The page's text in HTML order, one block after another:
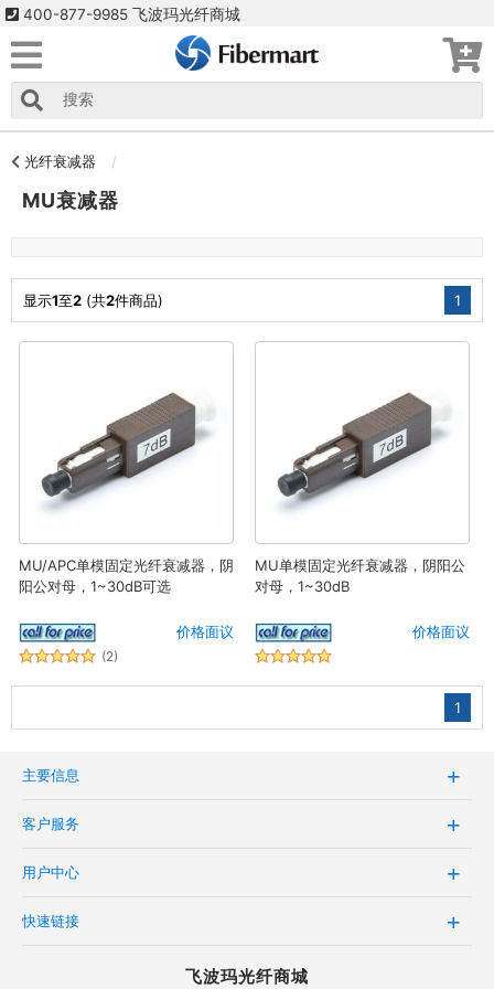
400-877-9985 飞波玛光纤商城
光纤衰减器
MU衰减器
1
显示1至2 (共2件商品)
MU/APC单模固定光纤衰减器，阴
阳公对母，1~30dB可选
价格面议
(2)
MU单模固定光纤衰减器，阴阳公
对母，1~30dB
价格面议
1
主要信息
客户服务
用户中心
快速链接
飞波玛光纤商城